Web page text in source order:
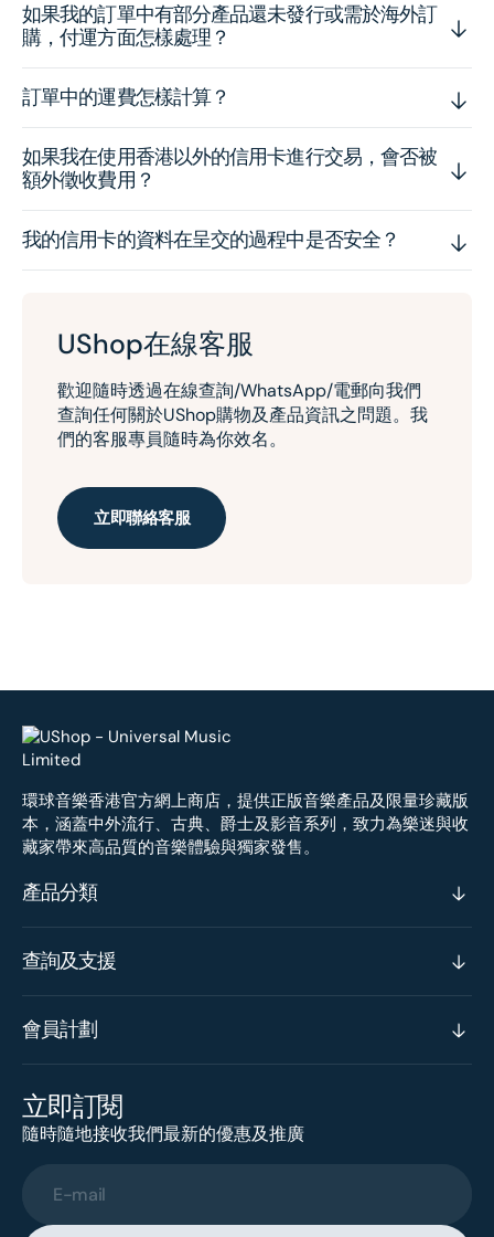
如果我的訂單中有部分產品還未發行或需於海外訂
購，付運方面怎樣處理？
訂單中的運費怎樣計算？
如果我在使用香港以外的信用卡進行交易，會否被
額外徵收費用？
我的信用卡的資料在呈交的過程中是否安全？
UShop在線客服
歡迎隨時透過在線查詢/WhatsApp/電郵向我們
查詢任何關於UShop購物及產品資訊之問題。我
們的客服專員隨時為你效名。
立即聯絡客服
環球音樂香港官方網上商店，提供正版音樂產品及限量珍藏版
本，涵蓋中外流行、古典、爵士及影音系列，致力為樂迷與收
藏家帶來高品質的音樂體驗與獨家發售。
產品分類
查詢及支援
會員計劃
立即訂閱
隨時隨地接收我們最新的優惠及推廣
E-mail